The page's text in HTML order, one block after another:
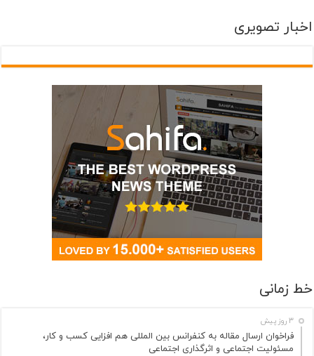
اخبار تصویری
خط زمانی
3 روز پیش
فراخوان ارسال مقاله به کنفرانس بین المللی هم افزایی کسب و کار،
مسئولیت اجتماعی و اثرگذاری اجتماعی